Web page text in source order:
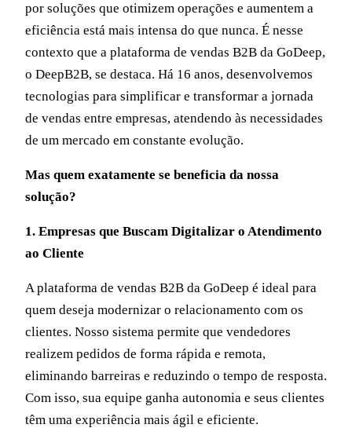
por soluções que otimizem operações e aumentem a
eficiência está mais intensa do que nunca. É nesse
contexto que a plataforma de vendas B2B da GoDeep,
o DeepB2B, se destaca. Há 16 anos, desenvolvemos
tecnologias para simplificar e transformar a jornada
de vendas entre empresas, atendendo às necessidades
de um mercado em constante evolução.
Mas quem exatamente se beneficia da nossa
solução?
1. Empresas que Buscam Digitalizar o Atendimento
ao Cliente
A plataforma de vendas B2B da GoDeep é ideal para
quem deseja modernizar o relacionamento com os
clientes. Nosso sistema permite que vendedores
realizem pedidos de forma rápida e remota,
eliminando barreiras e reduzindo o tempo de resposta.
Com isso, sua equipe ganha autonomia e seus clientes
têm uma experiência mais ágil e eficiente.